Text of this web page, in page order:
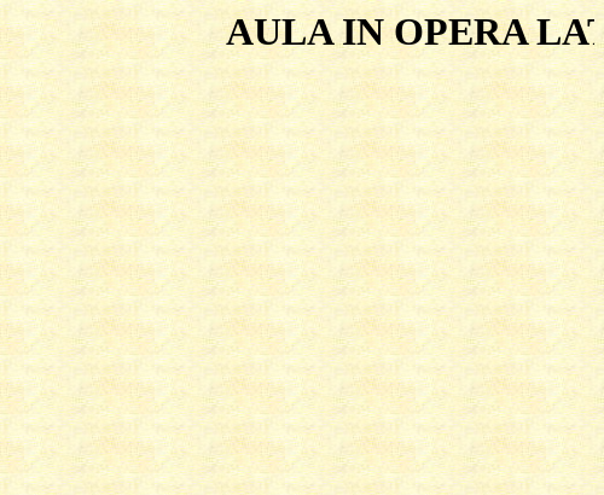
AULA IN OPERA